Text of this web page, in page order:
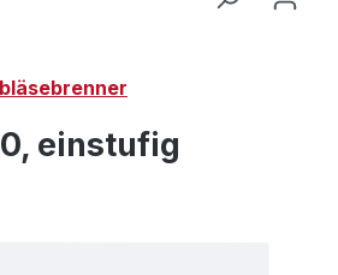
einstufig